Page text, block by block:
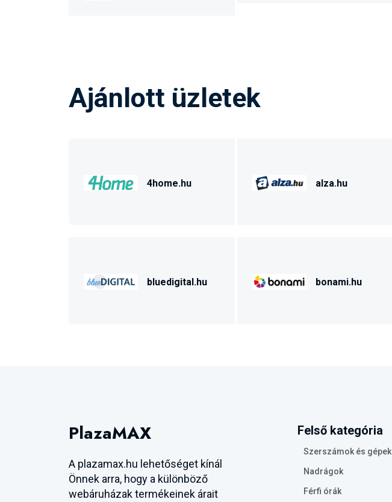
Ajánlott üzletek
4home.hu alza.hu
bluedigital.hu bonami.hu
PlazaMAX
A plazamax.hu lehetőséget kínál
Önnek arra, hogy a különböző
webáruházak termékeinek árait
Felső kategória
Szerszámok és gépek
Nadrágok
Férfi órák